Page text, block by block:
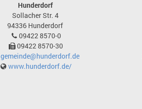
Hunderdorf
Sollacher Str. 4
94336 Hunderdorf
09422 8570-0
09422 8570-30
gemeinde@hunderdorf.de
www.hunderdorf.de/